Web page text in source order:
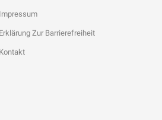
Impressum
Erklärung Zur Barrierefreiheit
Kontakt